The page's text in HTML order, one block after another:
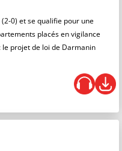
0) et se qualifie pour une
placés en vigilance
le projet de loi de Darmanin